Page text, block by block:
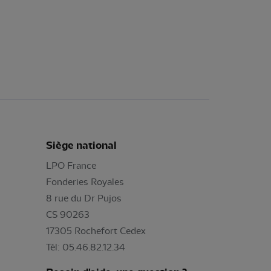
Siège national
LPO France
Fonderies Royales
8 rue du Dr Pujos
CS 90263
17305 Rochefort Cedex
Tél: 05.46.82.12.34